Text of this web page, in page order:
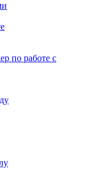
по работе с